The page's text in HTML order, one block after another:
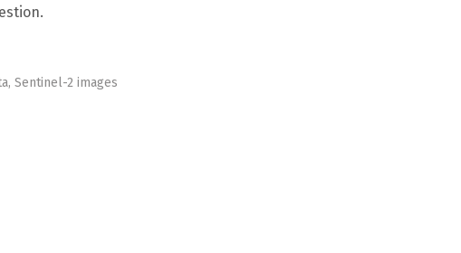
Sentinel-2 images